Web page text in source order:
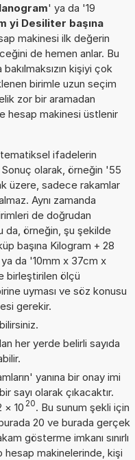
' ya da '19
yi Desiliter başına
makinesi ilk değerin
de hemen anlar. Bu
bakılmaksızın kişiyi çok
birimle uzun seçim
zor bir aramadan
hesap makinesi üstlenir
ifadelerin
Sonuç olarak, örneğin '55
üzere, sadece rakamlar
Aynı zamanda
de doğrudan
da, örneğin, şu şekilde
başına Kilogram + 28
da '10mm x 37cm x
birleştirilen ölçü
uyması ve söz konusu
gerekir.
her yerde belirli sayıda
yanına bir onay imi
sayı olarak çıkacaktır.
× 10 20. Bu sunum şekli için
20 ve burada gerçek
gösterme imkanı sınırlı
hesap makinelerinde, kişi